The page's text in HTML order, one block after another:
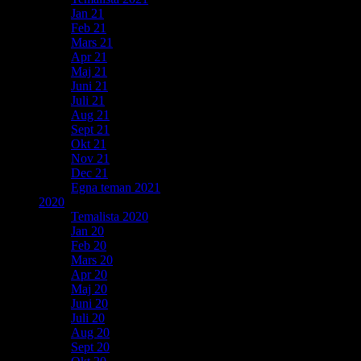
Jan 21
Feb 21
Mars 21
Apr 21
Maj 21
Juni 21
Juli 21
Aug 21
Sept 21
Okt 21
Nov 21
Dec 21
Egna teman 2021
2020
Temalista 2020
Jan 20
Feb 20
Mars 20
Apr 20
Maj 20
Juni 20
Juli 20
Aug 20
Sept 20